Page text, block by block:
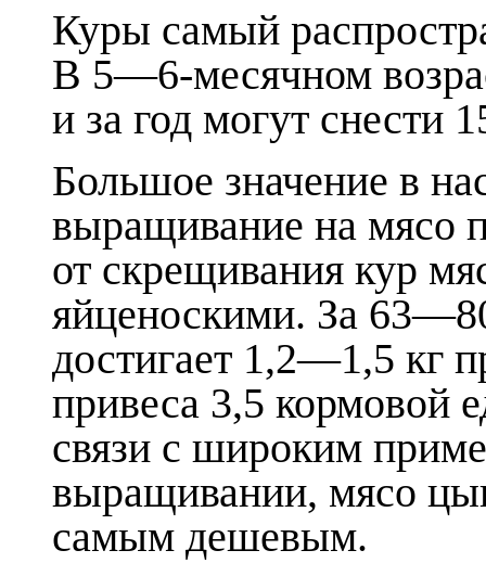
Куры самый
В 5—6-месячном
и за год могут снести
Большое значение в
выращивание на мясо
от скрещивания кур
яйценоскими. За
достигает 1,2—1,5 кг
привеса 3,5 кормовой
связи с широким
выращивании, мясо
самым дешевым.